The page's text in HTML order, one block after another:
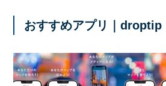
おすすめアプリ｜droptip